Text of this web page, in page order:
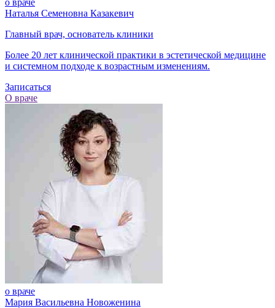
Наталья Семеновна Казакевич
Главный врач, основатель клиники
Более 20 лет клинической практики в эстетической медицине
и системном подходе к возрастным изменениям.
Записаться
О враче
о враче
Мария Васильевна Новоженина